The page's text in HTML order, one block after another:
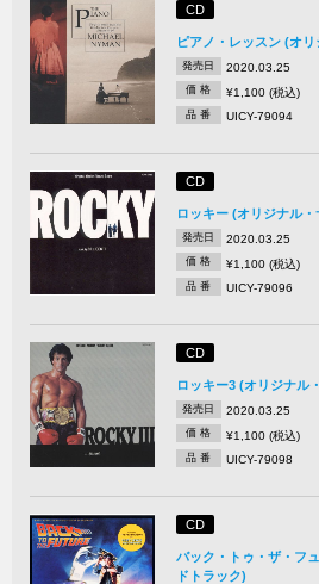
CD
ピアノ・レッスン (オ
発売日 2020.03.25
価 格 ¥1,100 (税込)
品 番 UICY-79094
CD
ロッキー (オリジナル
発売日 2020.03.25
価 格 ¥1,100 (税込)
品 番 UICY-79096
CD
ロッキー3 (オリジナル
発売日 2020.03.25
価 格 ¥1,100 (税込)
品 番 UICY-79098
CD
バック・トゥ・ザ・フ
ドトラック)